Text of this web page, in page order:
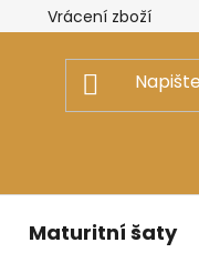
Vrácení zboží
Maturitní šaty